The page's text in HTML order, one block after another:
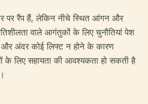
पर रैंप हैं, लेकिन नीचे स्थित आंगन और
वाले आगंतुकों के लिए चुनौतियां पेश
अंदर कोई लिफ्ट न होने के कारण
के लिए सहायता की आवश्यकता हो सकती है